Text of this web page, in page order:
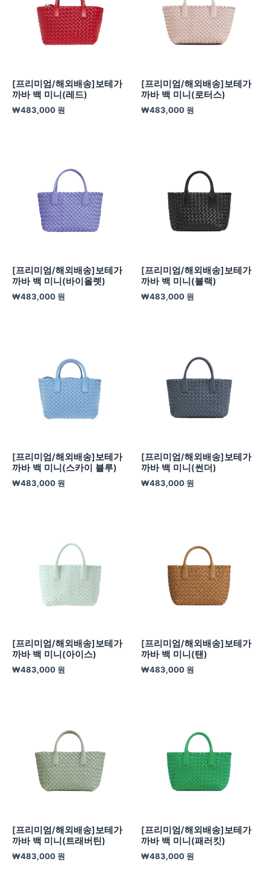
[프리미엄/해외배송]보테가
까바 백 미니(레드)
₩483,000 원
[프리미엄/해외배송]보테가
까바 백 미니(로터스)
₩483,000 원
[프리미엄/해외배송]보테가
까바 백 미니(바이올렛)
₩483,000 원
[프리미엄/해외배송]보테가
까바 백 미니(블랙)
₩483,000 원
[프리미엄/해외배송]보테가
까바 백 미니(스카이 블루)
₩483,000 원
[프리미엄/해외배송]보테가
까바 백 미니(썬더)
₩483,000 원
[프리미엄/해외배송]보테가
까바 백 미니(아이스)
₩483,000 원
[프리미엄/해외배송]보테가
까바 백 미니(탠)
₩483,000 원
[프리미엄/해외배송]보테가
까바 백 미니(트래버틴)
₩483,000 원
[프리미엄/해외배송]보테가
까바 백 미니(패러킷)
₩483,000 원